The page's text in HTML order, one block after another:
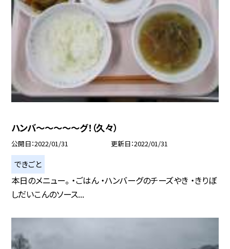
ハンバ〜〜〜〜〜グ！（久々）
公開日 2022/01/31 更新日 2022/01/31
できごと
本日のメニュー。 ・ごはん ・ハンバーグのチーズやき ・きりぼ
しだいこんのソース...